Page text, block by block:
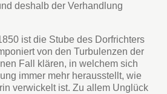
deshalb der Verhandlung
ist die Stube des Dorfrichters
von den Turbulenzen der
Fall klären, in welchem sich
immer mehr herausstellt, wie
verwickelt ist. Zu allem Unglück